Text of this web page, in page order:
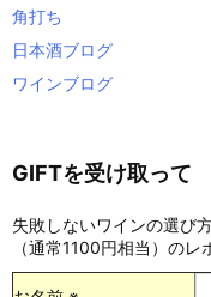
角打ち
日本酒ブログ
ワインブログ
GIFTを受け取って
失敗しないワインの選び
（通常1100円相当）の